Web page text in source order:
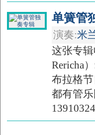
单簧管
演奏:米
这张专
Rericha
布拉格
都有管